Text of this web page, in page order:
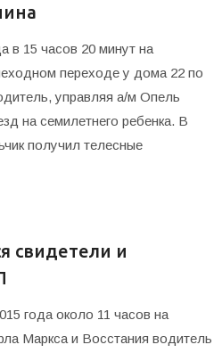
в 15 часов 20 минут на
переходе у дома 22 по
управляя а/м Опель
на семилетнего ребенка. В
получил телесные
свидетели и
года около 11 часов на
Маркса и Восстания водитель